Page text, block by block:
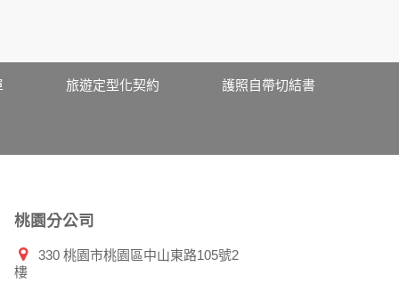
用時間、使用的瀏覽器、瀏覽及點選資料紀
您的個人資料，否則本網站不會也無法將此
註明是由本公司發送，也會在該資料或電子
使用指南。
旅遊定型化契約 護照自帶切結書
桃園分公司
330 桃園市桃園區中山東路105號2
樓